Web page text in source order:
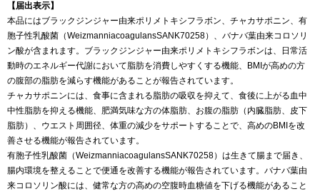
【届出表示】
本品にはブラックジンジャー由来ポリメトキシフラボン、チャカサポニン、有
胞子性乳酸菌（WeizmanniacoagulansSANK70258）、バナバ葉由来コロソリ
ン酸が含まれます。ブラックジンジャー由来ポリメトキシフラボンは、日常活
動時のエネルギー代謝において脂肪を消費しやすくする機能、BMIが高めの方
の腹部の脂肪を減らす機能があることが報告されています。
チャカサポニンには、食事に含まれる脂肪の吸収を抑えて、食後に上がる血中
中性脂肪を抑える機能、肥満気味な方の体脂肪、お腹の脂肪（内臓脂肪、皮下
脂肪）、ウエスト周囲径、体重の減少をサポートすることで、高めのBMIを改
善させる機能が報告されています。
有胞子性乳酸菌（WeizmanniacoagulansSANK70258）は生きて腸まで届き、
腸内環境を整えることで便通を改善する機能が報告されています。バナバ葉由
来コロソリン酸には、健常な方の高めの空腹時血糖値を下げる機能があること